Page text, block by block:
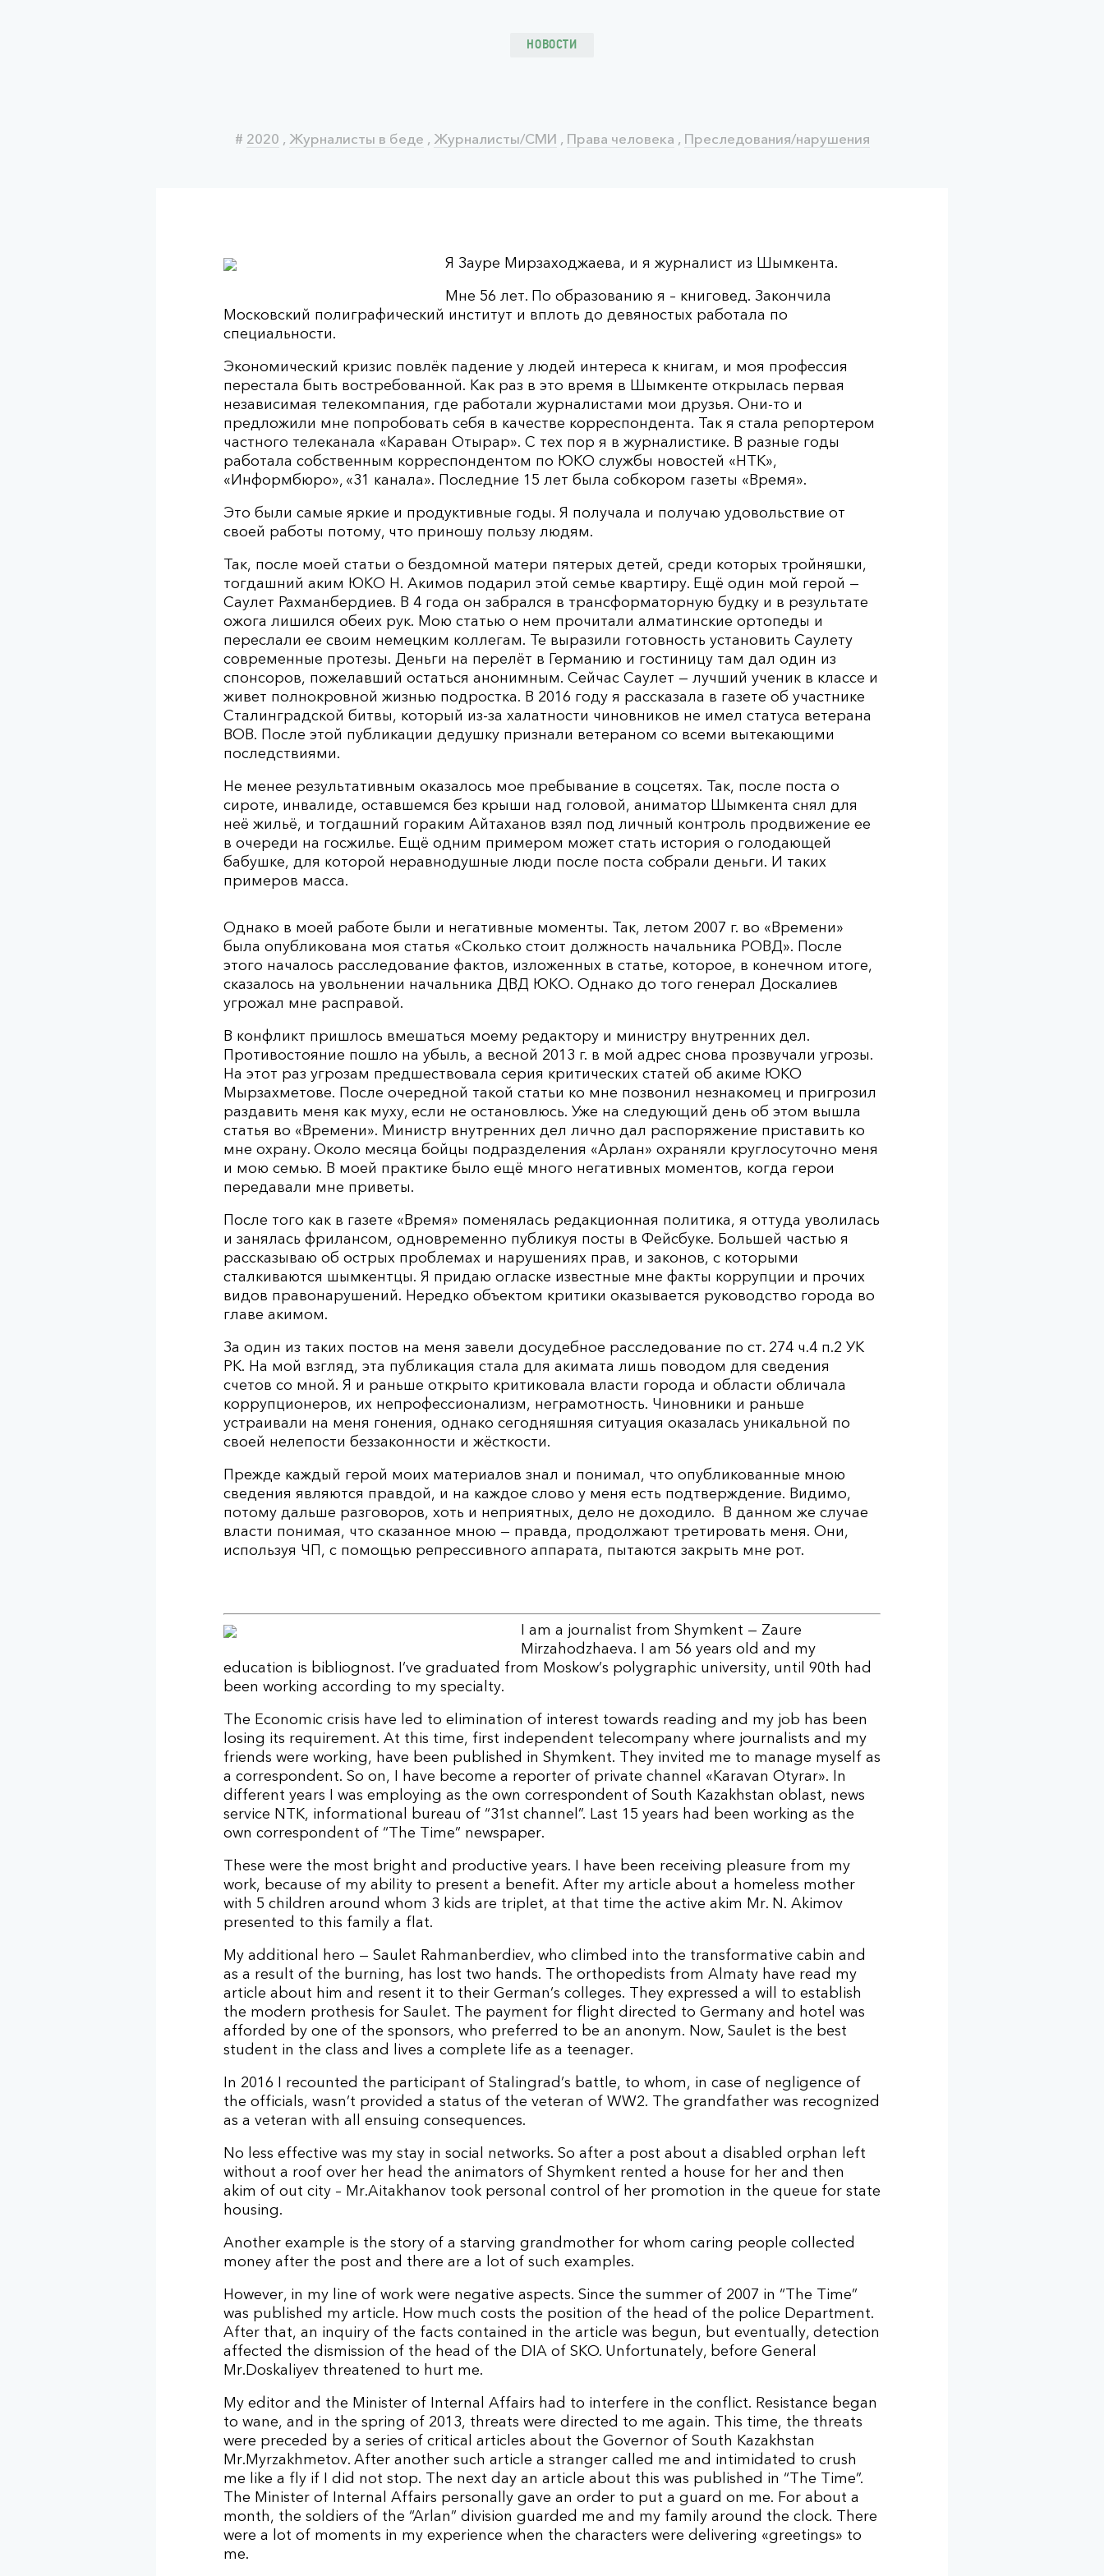
НОВОСТИ
# 2020 , Журналисты в беде , Журналисты/СМИ , Права человека , Преследования/нарушения
Я Зауре Мирзаходжаева, и я журналист из Шымкента.
Мне 56 лет. По образованию я – книговед. Закончила
Московский полиграфический институт и вплоть до девяностых работала по
специальности.
Экономический кризис повлёк падение у людей интереса к книгам, и моя профессия
перестала быть востребованной. Как раз в это время в Шымкенте открылась первая
независимая телекомпания, где работали журналистами мои друзья. Они-то и
предложили мне попробовать себя в качестве корреспондента. Так я стала репортером
частного телеканала «Караван Отырар». С тех пор я в журналистике. В разные годы
работала собственным корреспондентом по ЮКО службы новостей «НТК»,
«Информбюро», «31 канала». Последние 15 лет была собкором газеты «Время».
Это были самые яркие и продуктивные годы. Я получала и получаю удовольствие от
своей работы потому, что приношу пользу людям.
Так, после моей статьи о бездомной матери пятерых детей, среди которых тройняшки,
тогдашний аким ЮКО Н. Акимов подарил этой семье квартиру. Ещё один мой герой —
Саулет Рахманбердиев. В 4 года он забрался в трансформаторную будку и в результате
ожога лишился обеих рук. Мою статью о нем прочитали алматинские ортопеды и
переслали ее своим немецким коллегам. Те выразили готовность установить Саулету
современные протезы. Деньги на перелёт в Германию и гостиницу там дал один из
спонсоров, пожелавший остаться анонимным. Сейчас Саулет — лучший ученик в классе и
живет полнокровной жизнью подростка. В 2016 году я рассказала в газете об участнике
Сталинградской битвы, который из-за халатности чиновников не имел статуса ветерана
ВОВ. После этой публикации дедушку признали ветераном со всеми вытекающими
последствиями.
Не менее результативным оказалось мое пребывание в соцсетях. Так, после поста о
сироте, инвалиде, оставшемся без крыши над головой, аниматор Шымкента снял для
неё жильё, и тогдашний гораким Айтаханов взял под личный контроль продвижение ее
в очереди на госжилье. Ещё одним примером может стать история о голодающей
бабушке, для которой неравнодушные люди после поста собрали деньги. И таких
примеров масса.
Однако в моей работе были и негативные моменты. Так, летом 2007 г. во «Времени»
была опубликована моя статья «Сколько стоит должность начальника РОВД». После
этого началось расследование фактов, изложенных в статье, которое, в конечном итоге,
сказалось на увольнении начальника ДВД ЮКО. Однако до того генерал Доскалиев
угрожал мне расправой.
В конфликт пришлось вмешаться моему редактору и министру внутренних дел.
Противостояние пошло на убыль, а весной 2013 г. в мой адрес снова прозвучали угрозы.
На этот раз угрозам предшествовала серия критических статей об акиме ЮКО
Мырзахметове. После очередной такой статьи ко мне позвонил незнакомец и пригрозил
раздавить меня как муху, если не остановлюсь. Уже на следующий день об этом вышла
статья во «Времени». Министр внутренних дел лично дал распоряжение приставить ко
мне охрану. Около месяца бойцы подразделения «Арлан» охраняли круглосуточно меня
и мою семью. В моей практике было ещё много негативных моментов, когда герои
передавали мне приветы.
После того как в газете «Время» поменялась редакционная политика, я оттуда уволилась
и занялась фрилансом, одновременно публикуя посты в Фейсбуке. Большей частью я
рассказываю об острых проблемах и нарушениях прав, и законов, с которыми
сталкиваются шымкентцы. Я придаю огласке известные мне факты коррупции и прочих
видов правонарушений. Нередко объектом критики оказывается руководство города во
главе акимом.
За один из таких постов на меня завели досудебное расследование по ст. 274 ч.4 п.2 УК
РК. На мой взгляд, эта публикация стала для акимата лишь поводом для сведения
счетов со мной. Я и раньше открыто критиковала власти города и области обличала
коррупционеров, их непрофессионализм, неграмотность. Чиновники и раньше
устраивали на меня гонения, однако сегодняшняя ситуация оказалась уникальной по
своей нелепости беззаконности и жёсткости.
Прежде каждый герой моих материалов знал и понимал, что опубликованные мною
сведения являются правдой, и на каждое слово у меня есть подтверждение. Видимо,
потому дальше разговоров, хоть и неприятных, дело не доходило. В данном же случае
власти понимая, что сказанное мною — правда, продолжают третировать меня. Они,
используя ЧП, с помощью репрессивного аппарата, пытаются закрыть мне рот.
I am a journalist from Shymkent — Zaure
Mirzahodzhaeva. I am 56 years old and my
education is bibliognost. I’ve graduated from Moskow’s polygraphic university, until 90th had
been working according to my specialty.
The Economic crisis have led to elimination of interest towards reading and my job has been
losing its requirement. At this time, first independent telecompany where journalists and my
friends were working, have been published in Shymkent. They invited me to manage myself as
a correspondent. So on, I have become a reporter of private channel «Karavan Otyrar». In
different years I was employing as the own correspondent of South Kazakhstan oblast, news
service NTK, informational bureau of “31st channel”. Last 15 years had been working as the
own correspondent of “The Time” newspaper.
These were the most bright and productive years. I have been receiving pleasure from my
work, because of my ability to present a benefit. After my article about a homeless mother
with 5 children around whom 3 kids are triplet, at that time the active akim Mr. N. Akimov
presented to this family a flat.
My additional hero — Saulet Rahmanberdiev, who climbed into the transformative cabin and
as a result of the burning, has lost two hands. The orthopedists from Almaty have read my
article about him and resent it to their German’s colleges. They expressed a will to establish
the modern prothesis for Saulet. The payment for flight directed to Germany and hotel was
afforded by one of the sponsors, who preferred to be an anonym. Now, Saulet is the best
student in the class and lives a complete life as a teenager.
In 2016 I recounted the participant of Stalingrad’s battle, to whom, in case of negligence of
the officials, wasn’t provided a status of the veteran of WW2. The grandfather was recognized
as a veteran with all ensuing consequences.
No less effective was my stay in social networks. So after a post about a disabled orphan left
without a roof over her head the animators of Shymkent rented a house for her and then
akim of out city – Mr.Aitakhanov took personal control of her promotion in the queue for state
housing.
Another example is the story of a starving grandmother for whom caring people collected
money after the post and there are a lot of such examples.
However, in my line of work were negative aspects. Since the summer of 2007 in “The Time”
was published my article. How much costs the position of the head of the police Department.
After that, an inquiry of the facts contained in the article was begun, but eventually, detection
affected the dismission of the head of the DIA of SKO. Unfortunately, before General
Mr.Doskaliyev threatened to hurt me.
My editor and the Minister of Internal Affairs had to interfere in the conflict. Resistance began
to wane, and in the spring of 2013, threats were directed to me again. This time, the threats
were preceded by a series of critical articles about the Governor of South Kazakhstan
Mr.Myrzakhmetov. After another such article a stranger called me and intimidated to crush
me like a fly if I did not stop. The next day an article about this was published in “The Time”.
The Minister of Internal Affairs personally gave an order to put a guard on me. For about a
month, the soldiers of the “Arlan” division guarded me and my family around the clock. There
were a lot of moments in my experience when the characters were delivering «greetings» to
me.